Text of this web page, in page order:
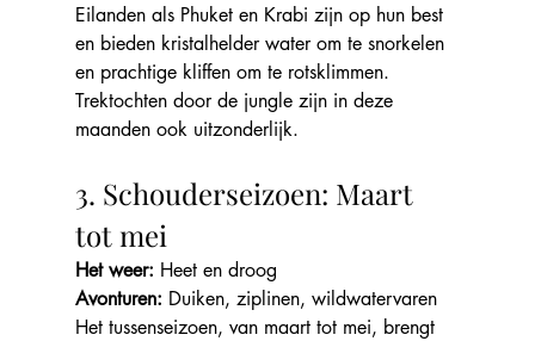
Eilanden als Phuket en Krabi zijn op hun best
en bieden kristalhelder water om te snorkelen
en prachtige kliffen om te rotsklimmen.
Trektochten door de jungle zijn in deze
maanden ook uitzonderlijk.
3. Schouderseizoen: Maart
tot mei
Het weer: Heet en droog
Avonturen: Duiken, ziplinen, wildwatervaren
Het tussenseizoen, van maart tot mei, brengt